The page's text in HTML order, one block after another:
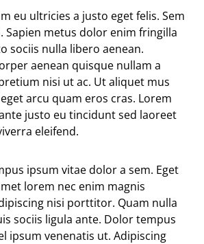
eu ultricies a justo eget felis. Sem
Sapien metus dolor enim fringilla
sociis nulla libero aenean.
aenean quisque nullam a
nisi ut ac. Ut aliquet mus
arcu quam eros cras. Lorem
justo eu tincidunt sed laoreet
eleifend.
ipsum vitae dolor a sem. Eget
lorem nec enim magnis
nisi porttitor. Quam nulla
sociis ligula ante. Dolor tempus
ipsum venenatis ut. Adipiscing